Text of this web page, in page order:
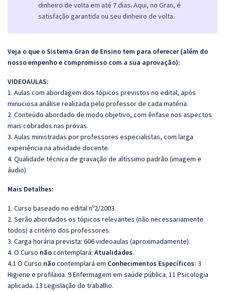
dinheiro de volta em até 7 dias. Aqui, no Gran, é
satisfação garantida ou seu dinheiro de volta.
Veja o que o Sistema Gran de Ensino tem para oferecer (além do
nosso empenho e compromisso com a sua aprovação):
VIDEOAULAS:
1. Aulas com abordagem dos tópicos previstos no edital, após
minuciosa análise realizada pelo professor de cada matéria.
2. Conteúdo abordado de modo objetivo, com ênfase nos aspectos
mais cobrados nas provas.
3. Aulas ministradas por professores especialistas, com larga
experiência na atividade docente.
4. Qualidade técnica de gravação de altíssimo padrão (imagem e
áudio)
Mais Detalhes:
1. Curso baseado no edital nº2/2003.
2. Serão abordados os tópicos relevantes (não necessariamente
todos) a critério dos professores.
3. Carga horária prevista: 606 videoaulas (aproximadamente).
4. O Curso nãocontemplará: Atualidades.
4.1 O Curso nãocontemplará em Conhecimentos Específicos: 3
Higiene e profilaxia. 9 Enfermagem em saúde pública. 11 Psicologia
aplicada. 13 Legislação do trabalho.